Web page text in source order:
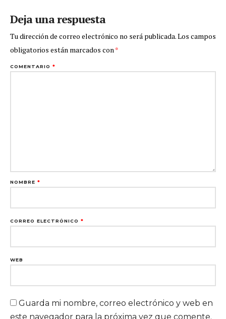
Deja una respuesta
Tu dirección de correo electrónico no será publicada.Los campos
obligatorios están marcados con*
COMENTARIO *
NOMBRE *
CORREO ELECTRÓNICO *
WEB
Guarda mi nombre, correo electrónico y web en
este navegador para la próxima vez que comente.